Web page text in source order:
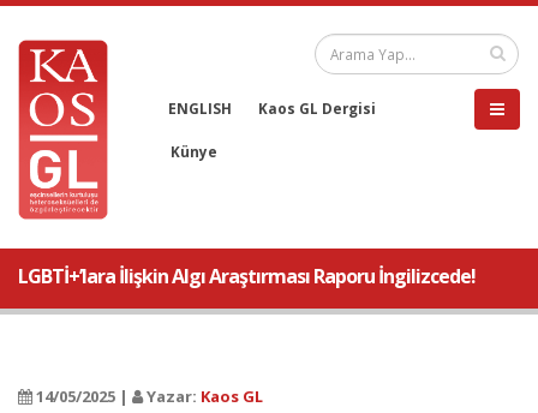
ENGLISH Kaos GL Dergisi
Künye
LGBTİ+’lara İlişkin Algı Araştırması Raporu İngilizcede!
14/05/2025 | Yazar: Kaos GL